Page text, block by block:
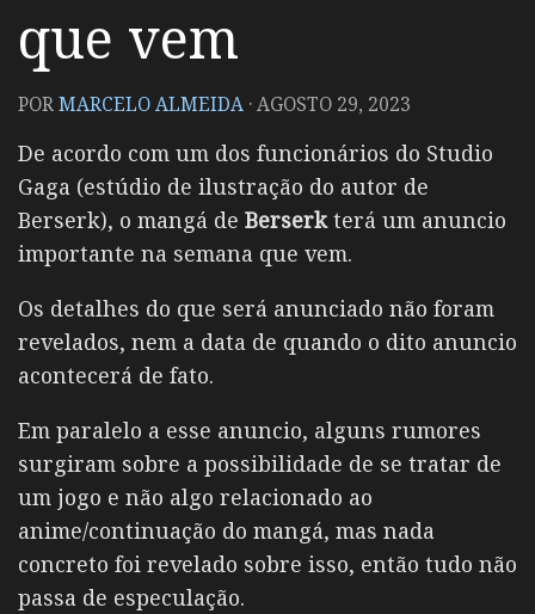
que vem
PORMARCELO ALMEIDA ·AGOSTO 29, 2023
De acordo com um dos funcionários do Studio
Gaga (estúdio de ilustração do autor de
Berserk), o mangá de Berserkterá um anuncio
importante na semana que vem.
Os detalhes do que será anunciado não foram
revelados, nem a data de quando o dito anuncio
acontecerá de fato.
Em paralelo a esse anuncio, alguns rumores
surgiram sobre a possibilidade de se tratar de
um jogo e não algo relacionado ao
anime/continuação do mangá, mas nada
concreto foi revelado sobre isso, então tudo não
passa de especulação.